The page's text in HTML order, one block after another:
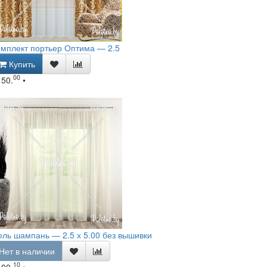
портьер Оптима — 2.5
Купить
00 •
шампань — 2.5 х 5.00 без вышивки
в наличии
10